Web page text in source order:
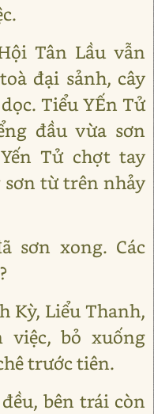
Tân Lầu vẫn
đại sảnh, cây
Tiểu YẾn Tử
đầu vừa sơn
Tử chợt tay
sơn từ trên nhảy
sơn xong. Các
Kỳ, Liểu Thanh,
việc, bỏ xuống
trước tiên.
bên trái còn